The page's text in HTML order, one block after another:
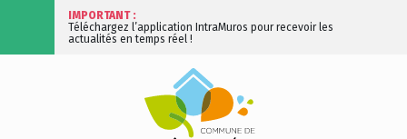
IMPORTANT :
Téléchargez l’application IntraMuros pour recevoir les
actualités en temps réel !